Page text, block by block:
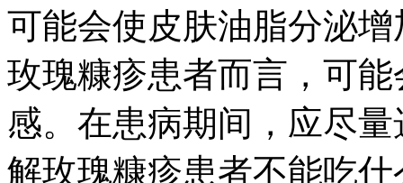
可能会使皮肤油脂分泌
玫瑰糠疹患者而言，可
感。在患病期间，应尽
解玫瑰糠疹患者不能吃